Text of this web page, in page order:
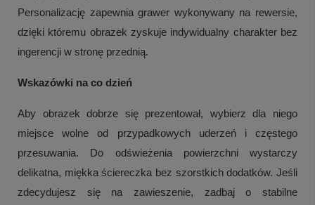
Personalizację zapewnia grawer wykonywany na rewersie,
dzięki któremu obrazek zyskuje indywidualny charakter bez
ingerencji w stronę przednią.
Wskazówki na co dzień
Aby obrazek dobrze się prezentował, wybierz dla niego
miejsce wolne od przypadkowych uderzeń i częstego
przesuwania. Do odświeżenia powierzchni wystarczy
delikatna, miękka ściereczka bez szorstkich dodatków. Jeśli
zdecydujesz się na zawieszenie, zadbaj o stabilne